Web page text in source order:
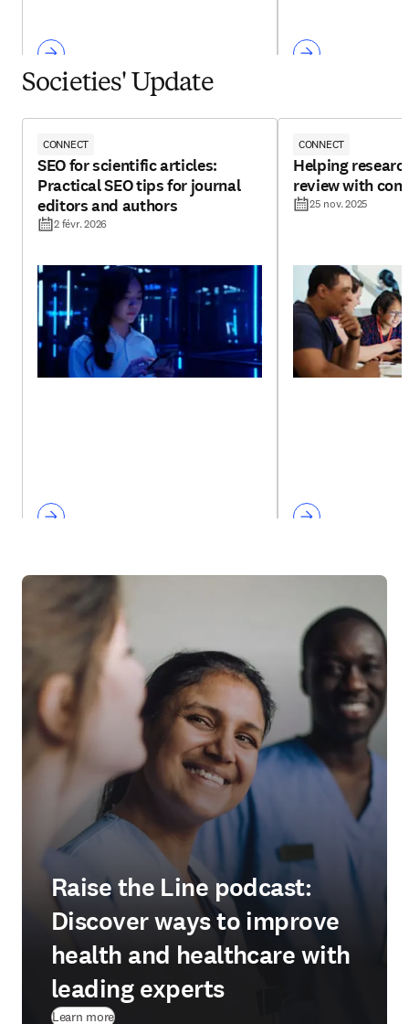
Societies' Update
CONNECT
SEO for scientific articles:
Practical SEO tips for journal
editors and authors
2 févr. 2026
CONNECT
Helping
review with
25 nov. 2025
Raise the Line podcast:
Discover ways to improve
health and healthcare with
leading experts
Learn more